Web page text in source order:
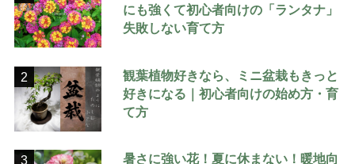
にも強くて初心者向けの「ランタナ」
失敗しない育て方
2
観葉植物好きなら、ミニ盆栽もきっと
好きになる｜初心者向けの始め方・育
て方
3
暑さに強い花！夏に休まない！暖地向